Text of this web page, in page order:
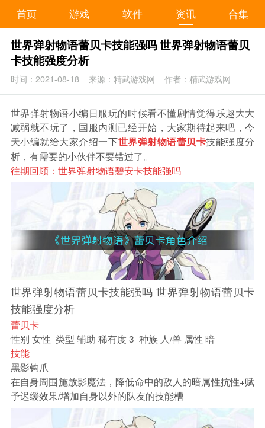
首页 游戏 软件 资讯 合集
世界弹射物语蕾贝卡技能强吗 世界弹射物语蕾贝
卡技能强度分析
时间：2021-08-18 来源：精武游戏网 作者：精武游戏网
世界弹射物语小编日服玩的时候看不懂剧情觉得乐趣大大
减弱就不玩了，国服内测已经开始，大家期待起来吧，今
天小编就给大家介绍一下世界弹射物语蕾贝卡技能强度分
析，有需要的小伙伴不要错过了。
往期回顾： 世界弹射物语碧安卡技能强吗
世界弹射物语蕾贝卡技能强吗 世界弹射物语蕾贝卡
技能强度分析
蕾贝卡
性别 女性 类型 辅助 稀有度 3 种族 人/兽 属性 暗
技能
黑影钩爪
在自身周围施放影魔法，降低命中的敌人的暗属性抗性+赋
予迟缓效果/增加自身以外的队友的技能槽